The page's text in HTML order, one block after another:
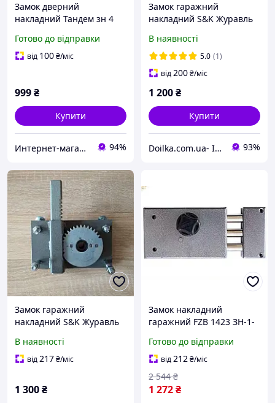
Замок дверний
накладний Тандем зн 4
ключів
Готово до відправки
від 100₴/міс
999₴
Купити
Интернет-магазин "Ваш Замок" 94%
Замок гаражний
накладний S&K Журавль
В наявності
5.0 (1)
від200₴/міс
1 200₴
Купити
Doilka.com.ua- Інтернет магазин товарів для сільського господарства 93%
Замок гаражний
накладний S&K Журавль
В наявності
від217₴/міс
1 300₴
Замок накладний
гаражний FZB 1423 ЗН-1-
ключем и поворотною
засувкою
Готово до відправки
від212₴/міс
1 272₴
2 544 ₴